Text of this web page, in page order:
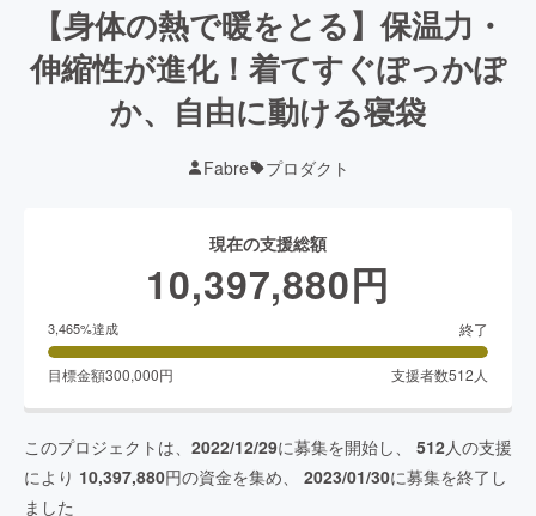
【身体の熱で暖をとる】保温力・
伸縮性が進化！着てすぐぽっかぽ
か、自由に動ける寝袋
Fabre プロダクト
現在の支援総額
10,397,880円
3,465%達成 終了
目標金額300,000円 支援者数512 人
このプロジェクトは、 2022/12/29に募集を開始し、 512人の支援
により 10,397,880円の資金を集め、 2023/01/30に募集を終了し
ました